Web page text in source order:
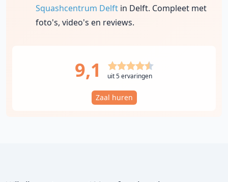
Squashcentrum Delft in Delft. Compleet met
foto's, video's en reviews.
9,1 uit 5 ervaringen
Zaal huren